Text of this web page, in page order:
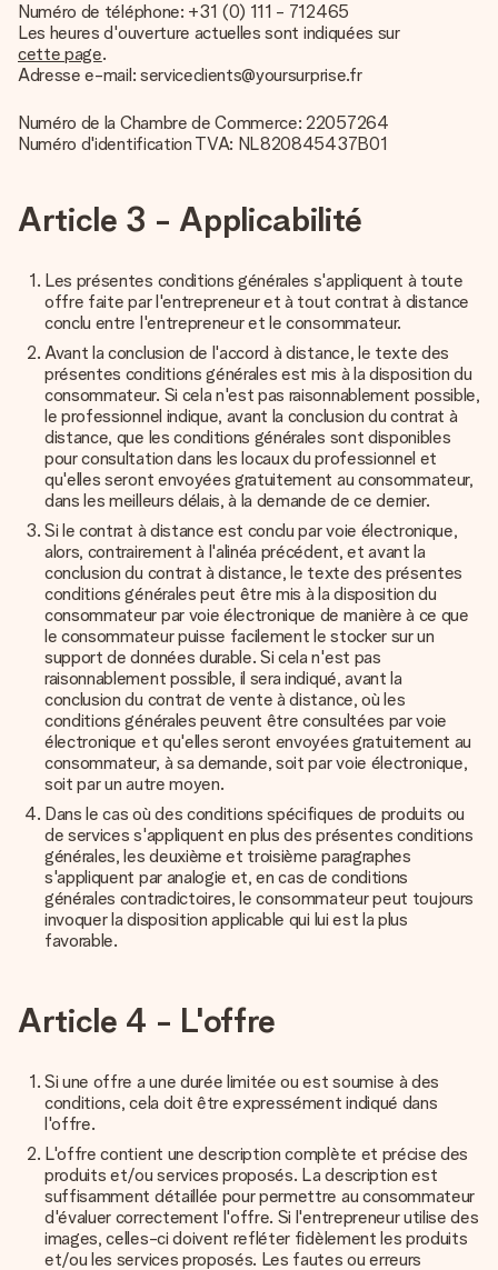
Numéro de téléphone: +31 (0) 111 - 712465
Les heures d'ouverture actuelles sont indiquées sur
cette page.
Adresse e-mail: serviceclients@yoursurprise.fr
Numéro de la Chambre de Commerce: 22057264
Numéro d'identification TVA: NL820845437B01
Article 3 - Applicabilité
Les présentes conditions générales s'appliquent à toute
offre faite par l'entrepreneur et à tout contrat à distance
conclu entre l'entrepreneur et le consommateur.
Avant la conclusion de l'accord à distance, le texte des
présentes conditions générales est mis à la disposition du
consommateur. Si cela n'est pas raisonnablement possible,
le professionnel indique, avant la conclusion du contrat à
distance, que les conditions générales sont disponibles
pour consultation dans les locaux du professionnel et
qu'elles seront envoyées gratuitement au consommateur,
dans les meilleurs délais, à la demande de ce dernier.
Si le contrat à distance est conclu par voie électronique,
alors, contrairement à l'alinéa précédent, et avant la
conclusion du contrat à distance, le texte des présentes
conditions générales peut être mis à la disposition du
consommateur par voie électronique de manière à ce que
le consommateur puisse facilement le stocker sur un
support de données durable. Si cela n'est pas
raisonnablement possible, il sera indiqué, avant la
conclusion du contrat de vente à distance, où les
conditions générales peuvent être consultées par voie
électronique et qu'elles seront envoyées gratuitement au
consommateur, à sa demande, soit par voie électronique,
soit par un autre moyen.
Dans le cas où des conditions spécifiques de produits ou
de services s'appliquent en plus des présentes conditions
générales, les deuxième et troisième paragraphes
s'appliquent par analogie et, en cas de conditions
générales contradictoires, le consommateur peut toujours
invoquer la disposition applicable qui lui est la plus
favorable.
Article 4 - L'offre
Si une offre a une durée limitée ou est soumise à des
conditions, cela doit être expressément indiqué dans
l'offre.
L'offre contient une description complète et précise des
produits et/ou services proposés. La description est
suffisamment détaillée pour permettre au consommateur
d'évaluer correctement l'offre. Si l'entrepreneur utilise des
images, celles-ci doivent refléter fidèlement les produits
et/ou les services proposés. Les fautes ou erreurs